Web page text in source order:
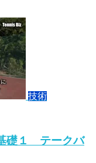
技術
礎１ テークバ